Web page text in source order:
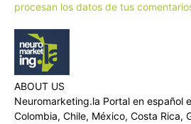
procesan los datos de tus
ABOUT US
Neuromarketing.la Portal en español
Colombia, Chile, México, Costa Rica,